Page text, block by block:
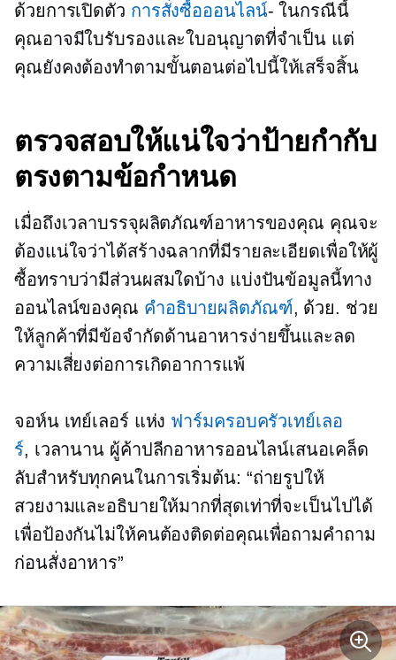
ด้วยการเปิดตัว การสั่งซื้อออนไลน์- ในกรณีนี้
คุณอาจมีใบรับรองและใบอนุญาตที่จำเป็น แต่
คุณยังคงต้องทำตามขั้นตอนต่อไปนี้ให้เสร็จสิ้น
ตรวจสอบให้แน่ใจว่าป้ายกำกับ
ตรงตามข้อกำหนด
เมื่อถึงเวลาบรรจุผลิตภัณฑ์อาหารของคุณ คุณจะ
ต้องแน่ใจว่าได้สร้างฉลากที่มีรายละเอียดเพื่อให้ผู้
ซื้อทราบว่ามีส่วนผสมใดบ้าง แบ่งปันข้อมูลนี้ทาง
ออนไลน์ของคุณ คำอธิบายผลิตภัณฑ์, ด้วย. ช่วย
ให้ลูกค้าที่มีข้อจำกัดด้านอาหารง่ายขึ้นและลด
ความเสี่ยงต่อการเกิดอาการแพ้
จอห์น เทย์เลอร์ แห่ง ฟาร์มครอบครัวเทย์เลอ
ร์, เวลานาน ผู้ค้าปลีกอาหารออนไลน์เสนอเคล็ด
ลับสำหรับทุกคนในการเริ่มต้น: “ถ่ายรูปให้
สวยงามและอธิบายให้มากที่สุดเท่าที่จะเป็นไปได้
เพื่อป้องกันไม่ให้คนต้องติดต่อคุณเพื่อถามคำถาม
ก่อนสั่งอาหาร”